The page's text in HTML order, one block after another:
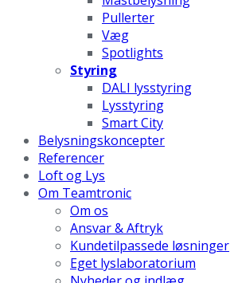
Pullerter
Væg
Spotlights
Styring
DALI lysstyring
Lysstyring
Smart City
Belysningskoncepter
Referencer
Loft og Lys
Om Teamtronic
Om os
Ansvar & Aftryk
Kundetilpassede løsninger
Eget lyslaboratorium